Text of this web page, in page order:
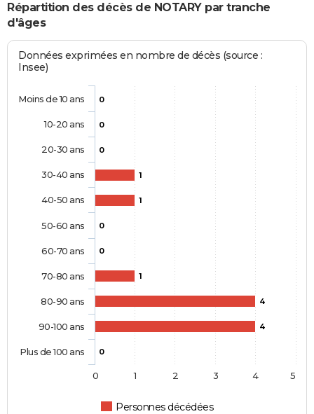
Répartition des décès de NOTARY par tranche
d'âges
Données exprimées en nombre de décès (source :
Insee)
0
0
0
1
1
0
0
1
4
4
0
Personnes décédées
Moins de 10 ans
10-20 ans
20-30 ans
30-40 ans
40-50 ans
50-60 ans
60-70 ans
70-80 ans
80-90 ans
90-100 ans
Plus de 100 ans
0 1 2 3 4 5